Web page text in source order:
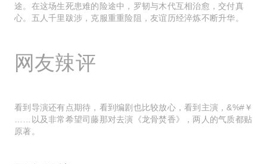
途。在这场生死患难的险途中，罗韧与木代互相治愈，交付真
心。五人千里跋涉，克服重重险阻，友谊历经淬炼不断升华。
网友辣评
看到导演还有点期待，看到编剧也比较放心，看到主演，&%#￥
……以及非常希望司藤那对去演《龙骨焚香》，两人的气质都贴
原著。